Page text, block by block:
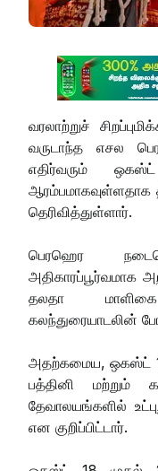
வரலாற்றுச்
வருடாந்த எசல
எதிர்வரும்
ஆரம்பமாகவுள்ளதாக
தெரிவித்துள்ளார்.
பெரஹெர
அதிகாரப்பூர்வமாக
தலதா
கலந்துரையாடலின்
அதற்கமைய, ஒகஸ்ட்
பத்தினி மற்றும்
தேவாலயங்களில்
என குறிப்பிட்டார்.